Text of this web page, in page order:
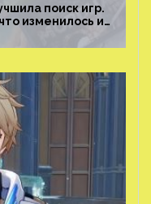
поиск игр.
изменилось и